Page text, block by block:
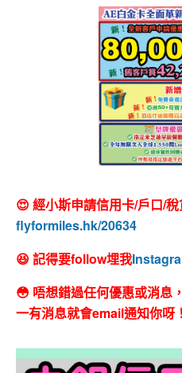
😍 經小斯申請信用卡/戶口/
flyformiles.hk/20634
😆 記得要follow埋我
😳 唔想錯過任何優惠或消息
一有消息就會email通知你呀！